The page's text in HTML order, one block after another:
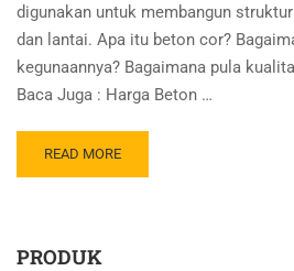
digunakan untuk membangun
dan lantai. Apa itu beton cor?
kegunaannya? Bagaimana pula
Baca Juga : Harga Beton …
READ MORE
PRODUK